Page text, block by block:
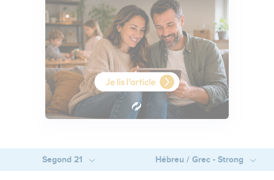
Segond 21 Hébreu / Grec - Strong